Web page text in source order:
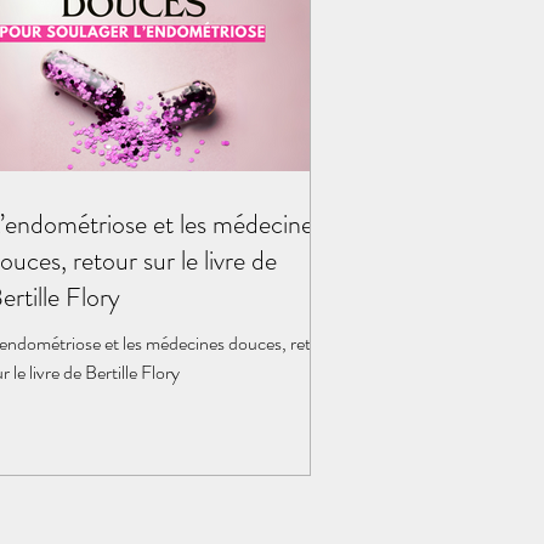
et les médecines
retour sur le livre de
Flory
et les médecines douces, retour
le livre de Bertille Flory